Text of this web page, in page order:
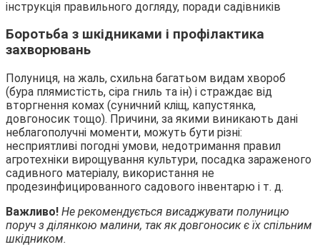
Боротьба з шкідниками і профілактика
захворювань
Полуниця, на жаль, схильна багатьом видам хвороб
(бура плямистість, сіра гниль та ін) і страждає від
вторгнення комах (суничний кліщ, капустянка,
довгоносик тощо). Причини, за якими виникають дані
неблагополучні моменти, можуть бути різні:
несприятливі погодні умови, недотримання правил
агротехніки вирощування культури, посадка зараженого
садивного матеріалу, використання не
продезинфицированного садового інвентарю і т. д.
Важливо! Не рекомендується висаджувати полуницю
поруч з ділянкою малини, так як довгоносик є їх спільним
шкідником.